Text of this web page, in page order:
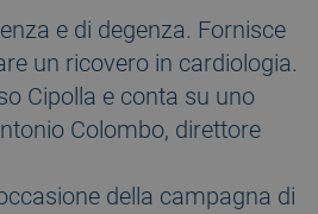
e di degenza. Fornisce
un ricovero in cardiologia.
Cipolla e conta su uno
Colombo, direttore
della campagna di